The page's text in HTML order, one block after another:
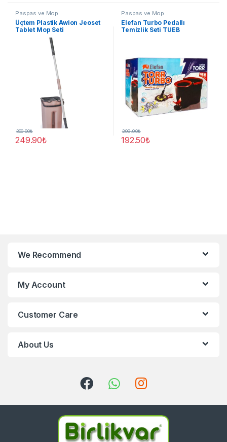
Paspas ve Mop
Üçtem Plastik Awion Jeoset
Tablet Mop Seti
249.90₺
300.00₺
Paspas ve Mop
Elefan Turbo Pedallı
Temizlik Seti TUEB
192.50₺
299.90₺
We Recommend
My Account
Customer Care
About Us